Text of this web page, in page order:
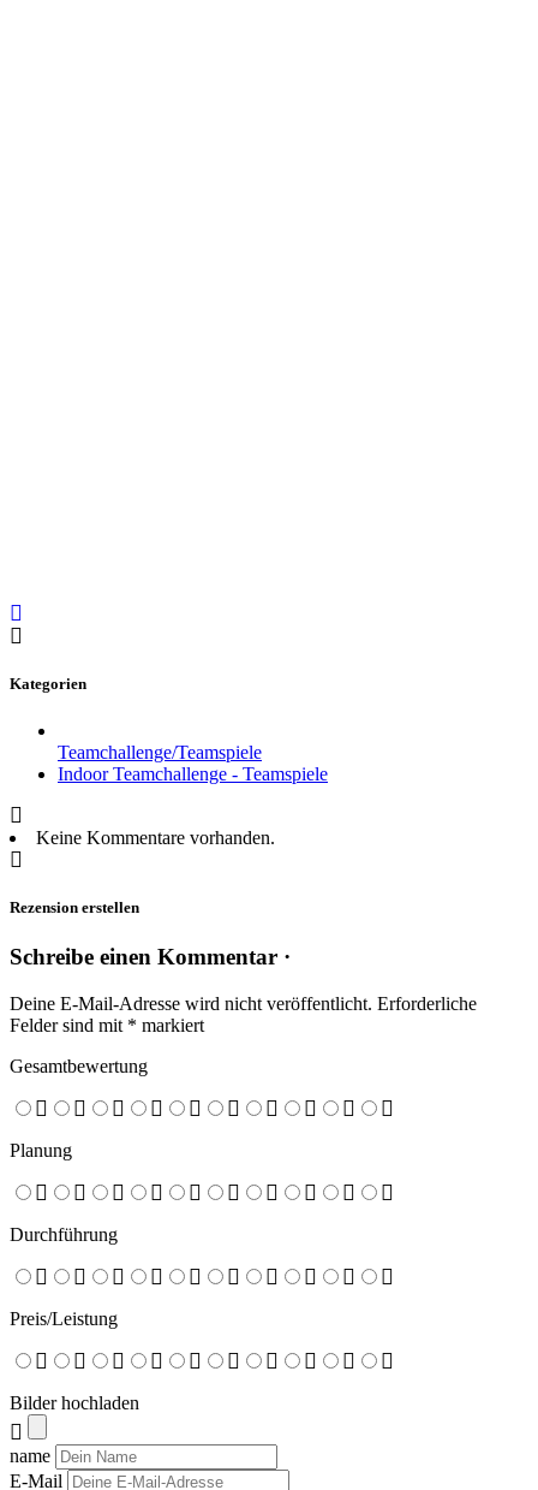
Kategorien
Teamchallenge/Teamspiele
Indoor Teamchallenge - Teamspiele
Keine Kommentare vorhanden.
Rezension erstellen
Schreibe einen Kommentar ·
Deine E-Mail-Adresse wird nicht veröffentlicht. Erforderliche
Felder sind mit * markiert
Gesamtbewertung
Planung
Durchführung
Preis/Leistung
Bilder hochladen
name
E-Mail